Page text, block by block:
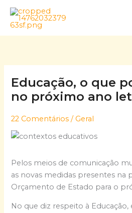
Skip
content
Educação, o que
no próximo ano
22 Comentários / Geral
Pelos meios de comunicação
as novas medidas presentes na
Orçamento de Estado para o
No que diz respeito à Educação,